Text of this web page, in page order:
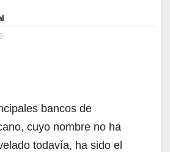
bancos de
cuyo nombre no ha
todavía, ha sido el